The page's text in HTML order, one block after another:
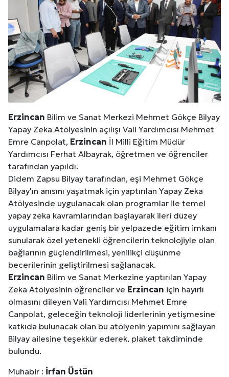
Erzincan Bilim ve Sanat Merkezi Mehmet Gökçe Bilyay
Yapay Zeka Atölyesinin açılışı Vali Yardımcısı Mehmet
Emre Canpolat, Erzincan İl Milli Eğitim Müdür
Yardımcısı Ferhat Albayrak, öğretmen ve öğrenciler
tarafından yapıldı.
Didem Zapsu Bilyay tarafından, eşi Mehmet Gökçe
Bilyay'ın anısını yaşatmak için yaptırılan Yapay Zeka
Atölyesinde uygulanacak olan programlar ile temel
yapay zeka kavramlarından başlayarak ileri düzey
uygulamalara kadar geniş bir yelpazede eğitim imkanı
sunularak özel yetenekli öğrencilerin teknolojiyle olan
bağlarının güçlendirilmesi, yenilikçi düşünme
becerilerinin geliştirilmesi sağlanacak.
Erzincan Bilim ve Sanat Merkezine yaptırılan Yapay
Zeka Atölyesinin öğrenciler ve Erzincan için hayırlı
olmasını dileyen Vali Yardımcısı Mehmet Emre
Canpolat, geleceğin teknoloji liderlerinin yetişmesine
katkıda bulunacak olan bu atölyenin yapımını sağlayan
Bilyay ailesine teşekkür ederek, plaket takdiminde
bulundu.
Muhabir : İrfan Üstün